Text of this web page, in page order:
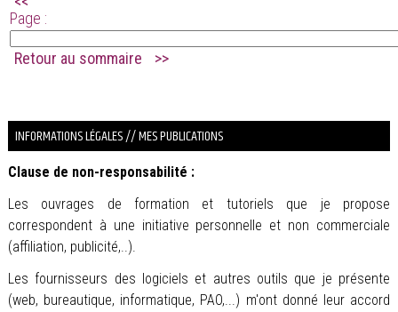
Page :
Retour au sommaire >>
INFORMATIONS LÉGALES // MES PUBLICATIONS
Clause de non-responsabilité :
Les ouvrages de formation et tutoriels que je propose
correspondent à une initiative personnelle et non commerciale
(affiliation, publicité,..).
Les fournisseurs des logiciels et autres outils que je présente
(web, bureautique, informatique, PAO,...) m'ont donné leur accord